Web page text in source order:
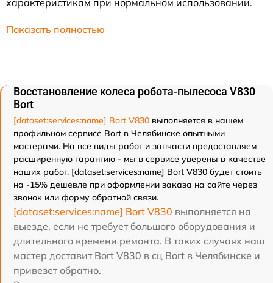
Показать полностью
Восстановление колеса робота-пылесоса V830
Bort
[dataset:services:name] Bort V830 выполняется в нашем
профильном сервисе Bort в Челябинске опытными
мастерами. На все виды работ и запчасти предоставляем
расширенную гарантию - мы в сервисе уверены в качестве
наших работ. [dataset:services:name] Bort V830 будет стоить
на -15% дешевле при оформлении заказа на сайте через
звонок или форму обратной связи.
[dataset:services:name] Bort V830 выполняется на
выезде, если не требует большого оборудования и
длительного времени ремонта. В таких случаях наш
мастер доставит Bort V830 в сц Bort в Челябинске и
привезет обратно.